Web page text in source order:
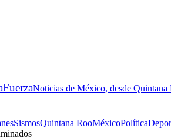
FuerzaNoticias de México, desde Quintana
SismosQuintana RooMéxicoPolítica